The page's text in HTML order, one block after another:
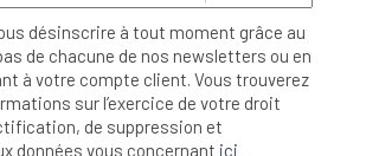
désinscrire à tout moment grâce au
de chacune de nos newsletters ou en
à votre compte client. Vous trouverez
sur l’exercice de votre droit
de suppression et
données vous concernant ici